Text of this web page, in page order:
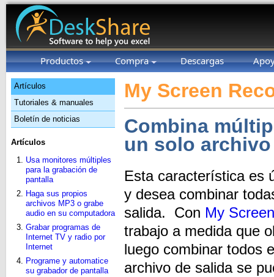
Productos Compra Descargas
Artículos
Tutoriales & manuales
Boletín de noticias
Artículos
Usa monitores múltiples
para la grabación de
pantalla
Haga sus propios
archivos MP3 o grabe
audio en su computadora
Grabar programas de
Internet TV y radio por
Internet
Programe y automatice
su grabador de pantalla
My Screen
Combina
un solo archivo
Esta característica es
y desea combinar
salida. Con My
trabajo a medida que
luego combinar todos
archivo de salida se